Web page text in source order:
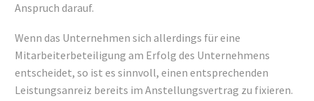
Anspruch darauf.
Wenn das Unternehmen sich allerdings für eine
Mitarbeiterbeteiligung am Erfolg des Unternehmens
entscheidet, so ist es sinnvoll, einen entsprechenden
Leistungsanreiz bereits im Anstellungsvertrag zu fixieren.